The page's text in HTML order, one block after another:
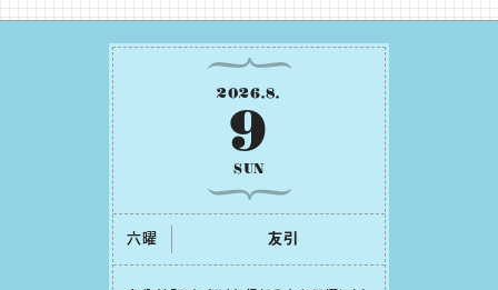
2026.8.
9
SUN
六曜 友引